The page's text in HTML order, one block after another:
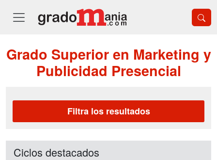
Grado Superior en Marketing y
Publicidad Presencial
Filtra los resultados
Ciclos destacados